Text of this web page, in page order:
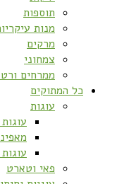
תוספות
מנות
מרקים
צמחוני
ממרחים
כל המתוקים
עוגות
פאי וטארט